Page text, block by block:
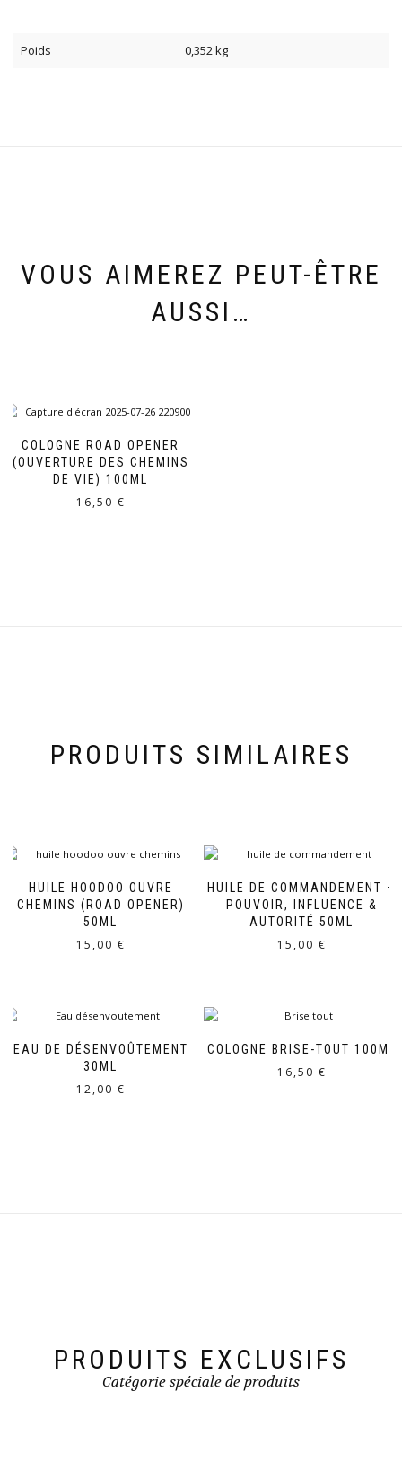
Poids 0,352 kg
VOUS AIMEREZ PEUT-ÊTRE
AUSSI…
COLOGNE ROAD OPENER
(OUVERTURE DES CHEMINS
DE VIE) 100ML
16,50 €
PRODUITS SIMILAIRES
HUILE HOODOO OUVRE
CHEMINS (ROAD OPENER)
50ML
15,00 €
HUILE DE COMMANDEMENT –
POUVOIR, INFLUENCE &
AUTORITÉ 50ML
15,00 €
EAU DE DÉSENVOÛTEMENT
30ML
12,00 €
COLOGNE BRISE-TOUT 100ML
16,50 €
PRODUITS EXCLUSIFS
Catégorie spéciale de produits